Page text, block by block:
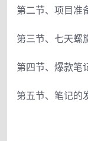
第二节、项目准
第三节、七天螺
第四节、爆款笔
第五节、笔记的